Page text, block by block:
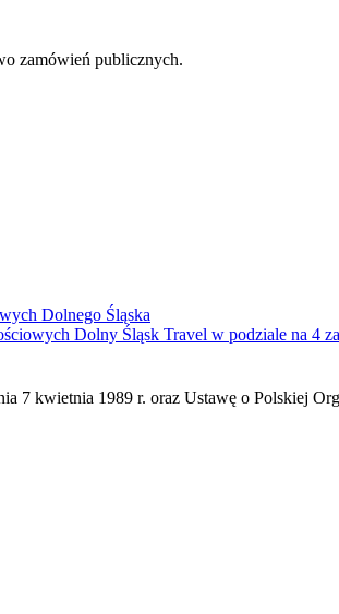
zamówień publicznych.
Dolnego Śląska
Dolny Śląsk Travel w podziale na 4
7 kwietnia 1989 r. oraz Ustawę o Polskiej